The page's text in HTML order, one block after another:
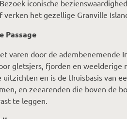
iconische
verken het gezellige Granville
Passage
varen door de adembenemende
gletsjers, fjorden en weelderige
uitzichten en is de thuisbasis van
en zeearenden die boven de
te leggen.